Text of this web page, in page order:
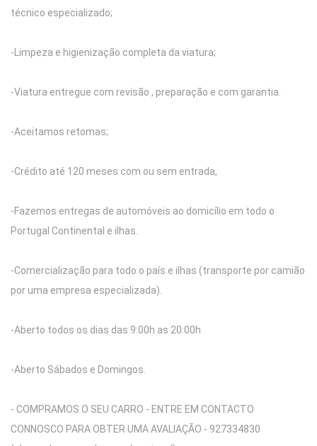
técnico especializado;
-Limpeza e higienização completa da viatura;
-Viatura entregue com revisão , preparação e com garantia.
-Aceitamos retomas;
-Crédito até 120 meses com ou sem entrada,
-Fazemos entregas de automóveis ao domicílio em todo o
Portugal Continental e ilhas.
-Comercialização para todo o país e ilhas (transporte por camião
por uma empresa especializada).
-Aberto todos os dias das 9:00h as 20:00h
-Aberto Sábados e Domingos.
- COMPRAMOS O SEU CARRO - ENTRE EM CONTACTO
CONNOSCO PARA OBTER UMA AVALIAÇÃO - 927334830